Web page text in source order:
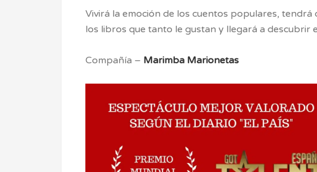
Vivirá la emoción de los cuentos populares,
los libros que tanto le gustan y llegará a descubrir
Compañía – Marimba Marionetas